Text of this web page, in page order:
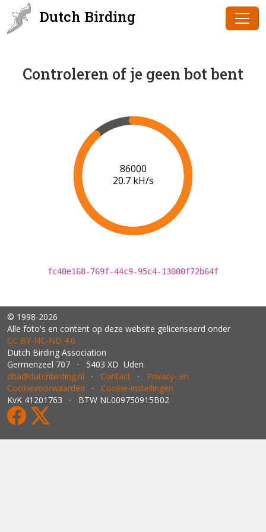
Dutch Birding
Controleren of je geen bot bent
87000
20.8 kH/s
fc40e168-769f-44c9-95c4-13000f72b64f
© 1998-2026
Alle foto's en content op deze website gelicenseerd onder
CC BY‑NC‑ND 4.0
Dutch Birding Association
Germenzeel 707 · 5403 XD Uden
dba@dutchbirding.nl · Contact · Privacy- en
Cookievoorwaarden · Cookie-instellingen
KvK 41201763 · BTW NL009750915B02